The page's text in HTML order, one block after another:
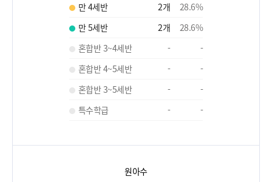
만 4세반
2개 28.6%
만 5세반
2개 28.6%
혼합반 3~4세반
-
-
혼합반 4~5세반
-
-
혼합반 3~5세반
-
-
특수학급
- -
원아수